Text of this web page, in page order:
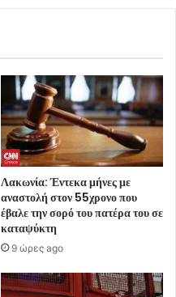
Λακωνία: Έντεκα μήνες με
αναστολή στον 55χρονο που
έβαλε την σορό του πατέρα του σε
καταψύκτη
9 ώρες ago